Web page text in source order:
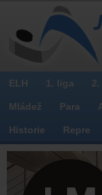
ELH 1. liga
Mládež Para
Historie Repre